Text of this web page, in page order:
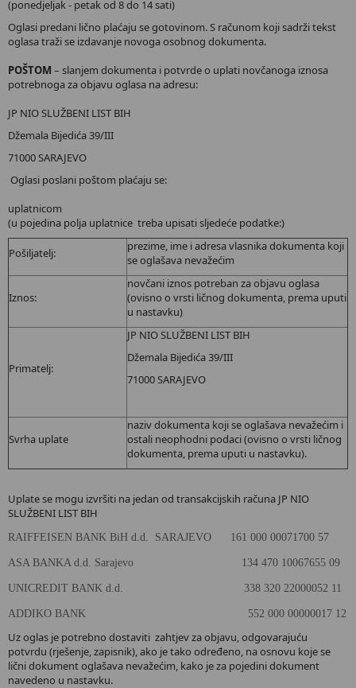
(ponedjeljak - petak od 8 do 14 sati)
Oglasi predani lično plaćaju se gotovinom. S računom koji sadrži tekst
oglasa traži se izdavanje novoga osobnog dokumenta.
POŠTOM – slanjem dokumenta i potvrde o uplati novčanoga iznosa
potrebnoga za objavu oglasa na adresu:
JP NIO SLUŽBENI LIST BIH
Džemala Bijedića 39/III
71000 SARAJEVO
Oglasi poslani poštom plaćaju se:
uplatnicom
(u pojedina polja uplatnice treba upisati sljedeće podatke:)
Pošiljatelj:
prezime, ime i adresa vlasnika dokumenta koji
se oglašava nevažećim
Iznos:
novčani iznos potreban za objavu oglasa
(ovisno o vrsti ličnog dokumenta, prema uputi
u nastavku)
Primatelj:
JP NIO SLUŽBENI LIST BIH
Džemala Bijedića 39/III
71000 SARAJEVO
Svrha uplate
naziv dokumenta koji se oglašava nevažećim i
ostali neophodni podaci (ovisno o vrsti ličnog
dokumenta, prema uputi u nastavku).
Uplate se mogu izvršiti na jedan od transakcijskih računa JP NIO
SLUŽBENI LIST BIH
RAIFFEISEN BANK BiH d.d. SARAJEVO 161 000 00071700 57
ASA BANKA d.d. Sarajevo 134 470 10067655 09
UNICREDIT BANK d.d. 338 320 22000052 11
ADDIKO BANK 552 000 00000017 12
Uz oglas je potrebno dostaviti zahtjev za objavu, odgovarajuću
potvrdu (rješenje, zapisnik), ako je tako određeno, na osnovu koje se
lični dokument oglašava nevažećim, kako je za pojedini dokument
navedeno u nastavku.